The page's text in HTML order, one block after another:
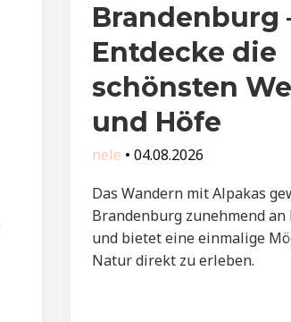
Brandenburg
Entdecke die
schönsten
und Höfe
nele •04.08.2026
Das Wandern mit Alpakas
Brandenburg zunehmend
und bietet eine einmalige
Natur direkt zu erleben.